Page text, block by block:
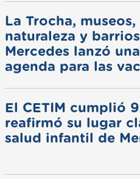
La Trocha, museos,
naturaleza y
Mercedes lanzó
agenda para las
El CETIM cumplió
reafirmó su lugar
salud infantil de